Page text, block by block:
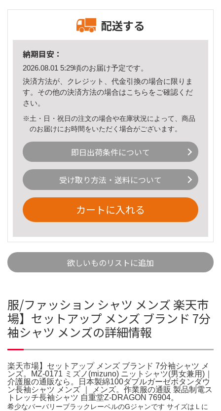
配送する
納期目安：
2026.08.01 5:29頃のお届け予定です。
決済方法が、クレジット、代金引換の場合に限りま
す。その他の決済方法の場合はこちら をご確認くだ
さい。
※土・日・祝日の注文の場合や在庫状況によって、商品
のお届けにお時間をいただく場合がございます。
即日出荷条件について
受け取り方法・送料について
カートに入れる
欲しいものリストに追加
服/ファッション シャツ メンズ 楽天市
場】セットアップ メンズ ブランド 7分
袖シャツ メンズの詳細情報
楽天市場】セットアップ メンズ ブランド 7分袖シャツ メ
ンズ。MZ-0171 ミズノ(mizuno) ニットシャツ(男女兼用)｜
介護服の通販なら。日本製綿100ダブルガーゼボタンダウ
ン長袖シャツ メンズ ｜ メンズ。作業服の通販 製品制電ス
トレッチ長袖シャツ 自重堂Z-DRAGON 76904。
希少なバーバリーブラックレーベルのGジャンです サイズはＬに